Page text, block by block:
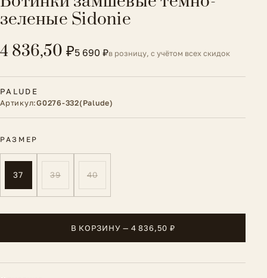
зеленые Sidonie
4 836,50 ₽5 690 ₽в розницу, с учётом всех скидок
PALUDE
Артикул:G0276-332(Palude)
РАЗМЕР
37 39 40
В КОРЗИНУ — 4 836,50 ₽